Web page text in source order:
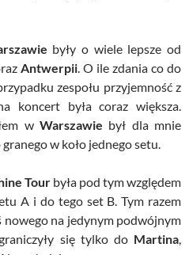
były o wiele lepsze od
Antwerpii . O ile zdania co do
zespołu przyjemność z
koncert była coraz większa.
w Warszawie był dla mnie
w koło jednego setu.
Tour była pod tym względem
A i do tego set B. Tym razem
nowego na jedynym podwójnym
się tylko do Martina